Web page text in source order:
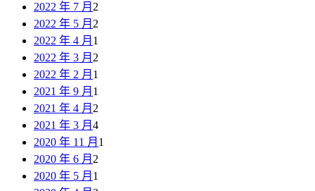
2022 年 7 月 2
2022 年 5 月 2
2022 年 4 月 1
2022 年 3 月 2
2022 年 2 月 1
2021 年 9 月 1
2021 年 4 月 2
2021 年 3 月 4
2020 年 11 月 1
2020 年 6 月 2
2020 年 5 月 1